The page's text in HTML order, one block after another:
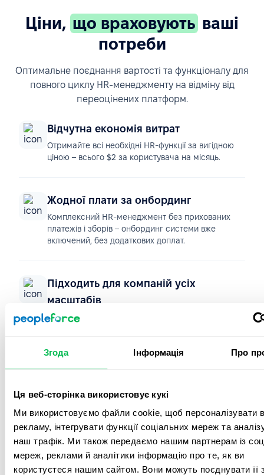
Згода Інформація Про
Ця веб-сторінка використовує кукі
Ми використовуємо файли cookie, щоб персоналізувати
рекламу, інтегрувати функції соціальних мереж та
наш трафік. Ми також передаємо нашим партнерам із
мереж, реклами й аналітики інформацію про те, як ви
користуєтеся нашим сайтом. Вони можуть поєднувати її
Ціни, що враховують ваші
потреби
Оптимальне поєднання вартості та функціоналу для
повного циклу HR-менеджменту на відміну від
переоцінених платформ.
Відчутна економія витрат
Отримайте всі необхідні HR-функції за вигідною
ціною – всього $2 за користувача на місяць.
Жодної плати за онбординг
Комплексний HR-менеджмент без прихованих
платежів і зборів – онбординг системи вже
включений, без додаткових доплат.
Підходить для компаній усіх
масштабів
Стартап або велика компанія з тисячами
Спробуйте демо та безоплатний 14-денний
пробний період, щоб ознайомитися з усіма
функціями без жодних зобов’язань.
Стартуємо від